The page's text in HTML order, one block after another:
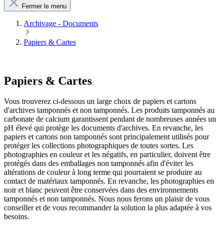
Fermer le menu
Archivage - Documents
Papiers & Cartes
Papiers & Cartes
Vous trouverez ci-dessous un large choix de papiers et cartons
d'archives tamponnés et non tamponnés. Les produits tamponnés au
carbonate de calcium garantissent pendant de nombreuses années un
pH élevé qui protège les documents d'archives. En revanche, les
papiers et cartons non tamponnés sont principalement utilisés pour
protéger les collections photographiques de toutes sortes. Les
photographies en couleur et les négatifs, en particulier, doivent être
protégés dans des emballages non tamponnés afin d'éviter les
altérations de couleur à long terme qui pourraient se produire au
contact de matériaux tamponnés. En revanche, les photographies en
noir et blanc peuvent être conservées dans des environnements
tamponnés et non tamponnés. Nous nous ferons un plaisir de vous
conseiller et de vous recommander la solution la plus adaptée à vos
besoins.